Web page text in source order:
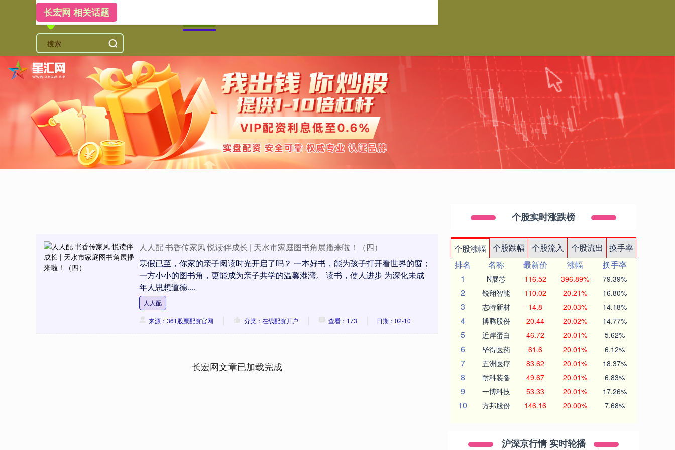
长宏网 相关话题
人人配 书香传家风 悦读伴成长 | 天水市家庭图书角展播来啦！（四）
寒假已至，你家的亲子阅读时光开启了吗？ 一本好书，能为孩子打开看世界的窗；
一方小小的图书角，更能成为亲子共学的温馨港湾。 读书，使人进步 为深化未成
年人思想道德....
人人配
来源：361股票配资官网 分类：在线配资开户 查看：173 日期：02-10
长宏网文章已加载完成
个股实时涨跌榜
个股涨幅 个股跌幅 个股流入 个股流出
换手率
排名
名称 最新价 涨幅
换手率
1
N展芯 116.52 396.89% 79.39%
2 锐翔智能 110.02 20.21% 16.80%
3 志特新材 14.8 20.03% 14.18%
4 博腾股份 20.44 20.02% 14.77%
5 近岸蛋白 46.72 20.01% 5.62%
6 毕得医药 61.6 20.01% 6.12%
7 五洲医疗 83.62 20.01% 18.37%
8 耐科装备 49.67 20.01% 6.83%
9 一博科技 53.33 20.01% 17.26%
10 方邦股份 146.16 20.00% 7.68%
沪深京行情 实时轮播